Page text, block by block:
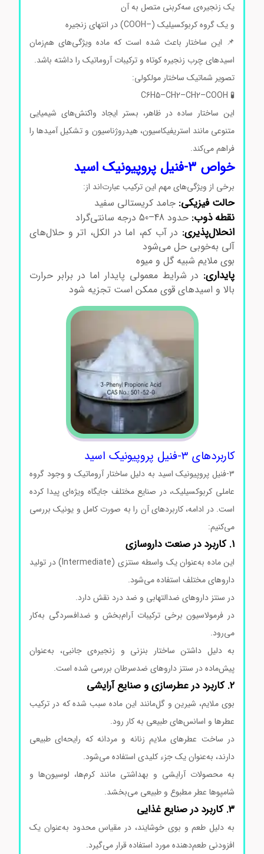
یک زنجیره‌ی سه‌کربنی متصل به آن
و یک گروه کربوکسیلیک (–COOH) در انتهای زنجیره
📌 این ساختار باعث شده است که ماده ویژگی‌های هم‌زمان
اسیدهای چرب زنجیره کوتاه و ترکیبات آروماتیک را داشته باشد.
تصویر شماتیک ساختار مولکولی:
این ساختار ساده در ظاهر، بستر ایجاد واکنش‌های شیمیایی
متنوعی مانند استریفیکاسیون، هیدروژناسیون و تشکیل آمیدها را
فراهم می‌کند.
خواص ۳-فنیل پروپیونیک اسید
برخی از ویژگی‌های مهم این ترکیب عبارت‌اند از:
حالت فیزیکی:جامد کریستالی سفید
نقطه ذوب:حدود 48–50 درجه سانتی‌گراد
انحلال‌پذیری:در آب کم، اما در الکل، اتر و حلال‌های
آلی به‌خوبی حل می‌شود
بوی ملایم شبیه گل و میوه
پایداری:در شرایط معمولی پایدار اما در برابر حرارت
بالا و اسیدهای قوی ممکن است تجزیه شود
کاربردهای ۳-فنیل پروپیونیک اسید
۳-فنیل پروپیونیک اسید به دلیل ساختار آروماتیک و وجود گروه
عاملی کربوکسیلیک، در صنایع مختلف جایگاه ویژه‌ای پیدا کرده
است. در ادامه، کاربردهای آن را به صورت کامل و یونیک بررسی
می‌کنیم:
این ماده به‌عنوان یک واسطه سنتزی (Intermediate) در تولید
داروهای مختلف استفاده می‌شود.
در سنتز داروهای ضدالتهابی و ضد درد نقش دارد.
در فرمولاسیون برخی ترکیبات آرام‌بخش و ضدافسردگی به‌کار
می‌رود.
به دلیل داشتن ساختار بنزنی و زنجیره‌ی جانبی، به‌عنوان
پیش‌ماده در سنتز داروهای ضدسرطان بررسی شده است.
بوی ملایم، شیرین و گل‌مانند این ماده سبب شده که در ترکیب
عطرها و اسانس‌های طبیعی به کار رود.
در ساخت عطرهای ملایم زنانه و مردانه که رایحه‌ای طبیعی
دارند، به‌عنوان یک جزء کلیدی استفاده می‌شود.
به محصولات آرایشی و بهداشتی مانند کرم‌ها، لوسیون‌ها و
شامپوها عطر مطبوع و طبیعی می‌بخشد.
به دلیل طعم و بوی خوشایند، در مقیاس محدود به‌عنوان یک
افزودنی طعم‌دهنده مورد استفاده قرار می‌گیرد.